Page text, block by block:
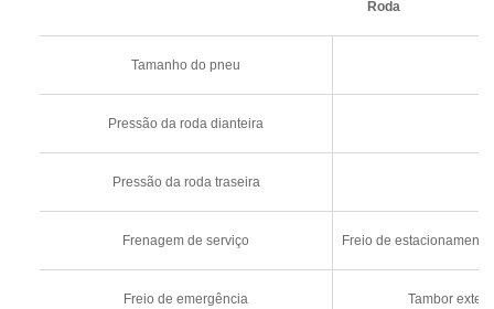
Roda
Tamanho do pneu
Pressão da roda dianteira
Pressão da roda traseira
Frenagem de serviço Freio de
Freio de emergência Tambor